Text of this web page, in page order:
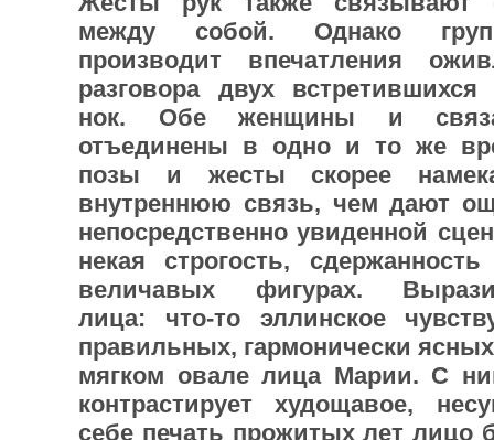
между собой. Однако
производит впечатления
разговора двух
нок. Обе женщины и
отъединены в одно и то же
позы и жесты скорее
внутреннюю связь, чем дают
непо­средственно увиденной
некая стро­гость,
величавых фигурах.
лица: что-то эллинское
правильных, гармонически
мягком овале лица Марии. С
контрас­тирует худощавое,
себе печать про­житых лет лицо